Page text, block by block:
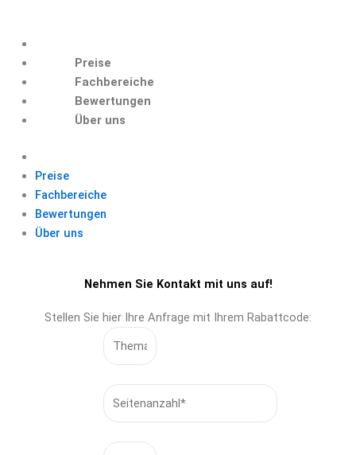
Preise
Fachbereiche
Bewertungen
Über uns
Preise
Fachbereiche
Bewertungen
Über uns
Nehmen Sie Kontakt mit uns auf!
Stellen Sie hier Ihre Anfrage mit Ihrem Rabattcode: